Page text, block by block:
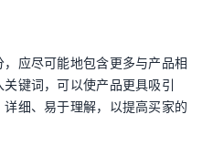
应尽可能地包含更多与产品相
键词，可以使产品更具吸引
细、易于理解，以提高买家的